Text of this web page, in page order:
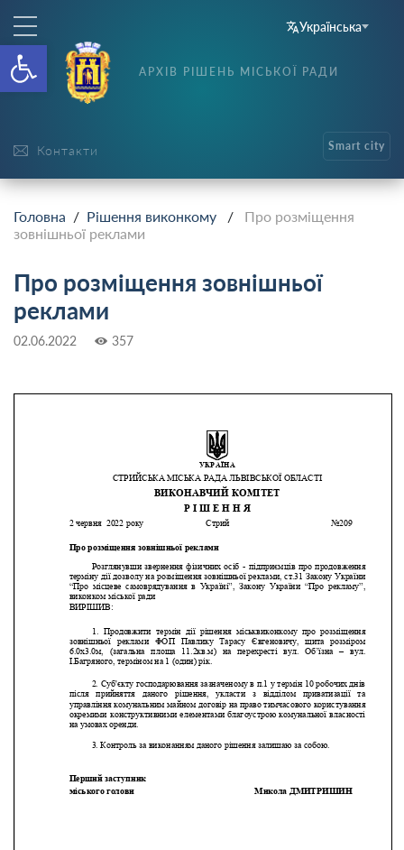
Відкрити Панель
Українська
Контакти
АРХІВ РІШЕНЬ МІСЬКОЇ РАДИ
Smart city
Головна / Рішення виконкому / Про розміщення
зовнішньої реклами
Про розміщення зовнішньої
реклами
02.06.2022 357